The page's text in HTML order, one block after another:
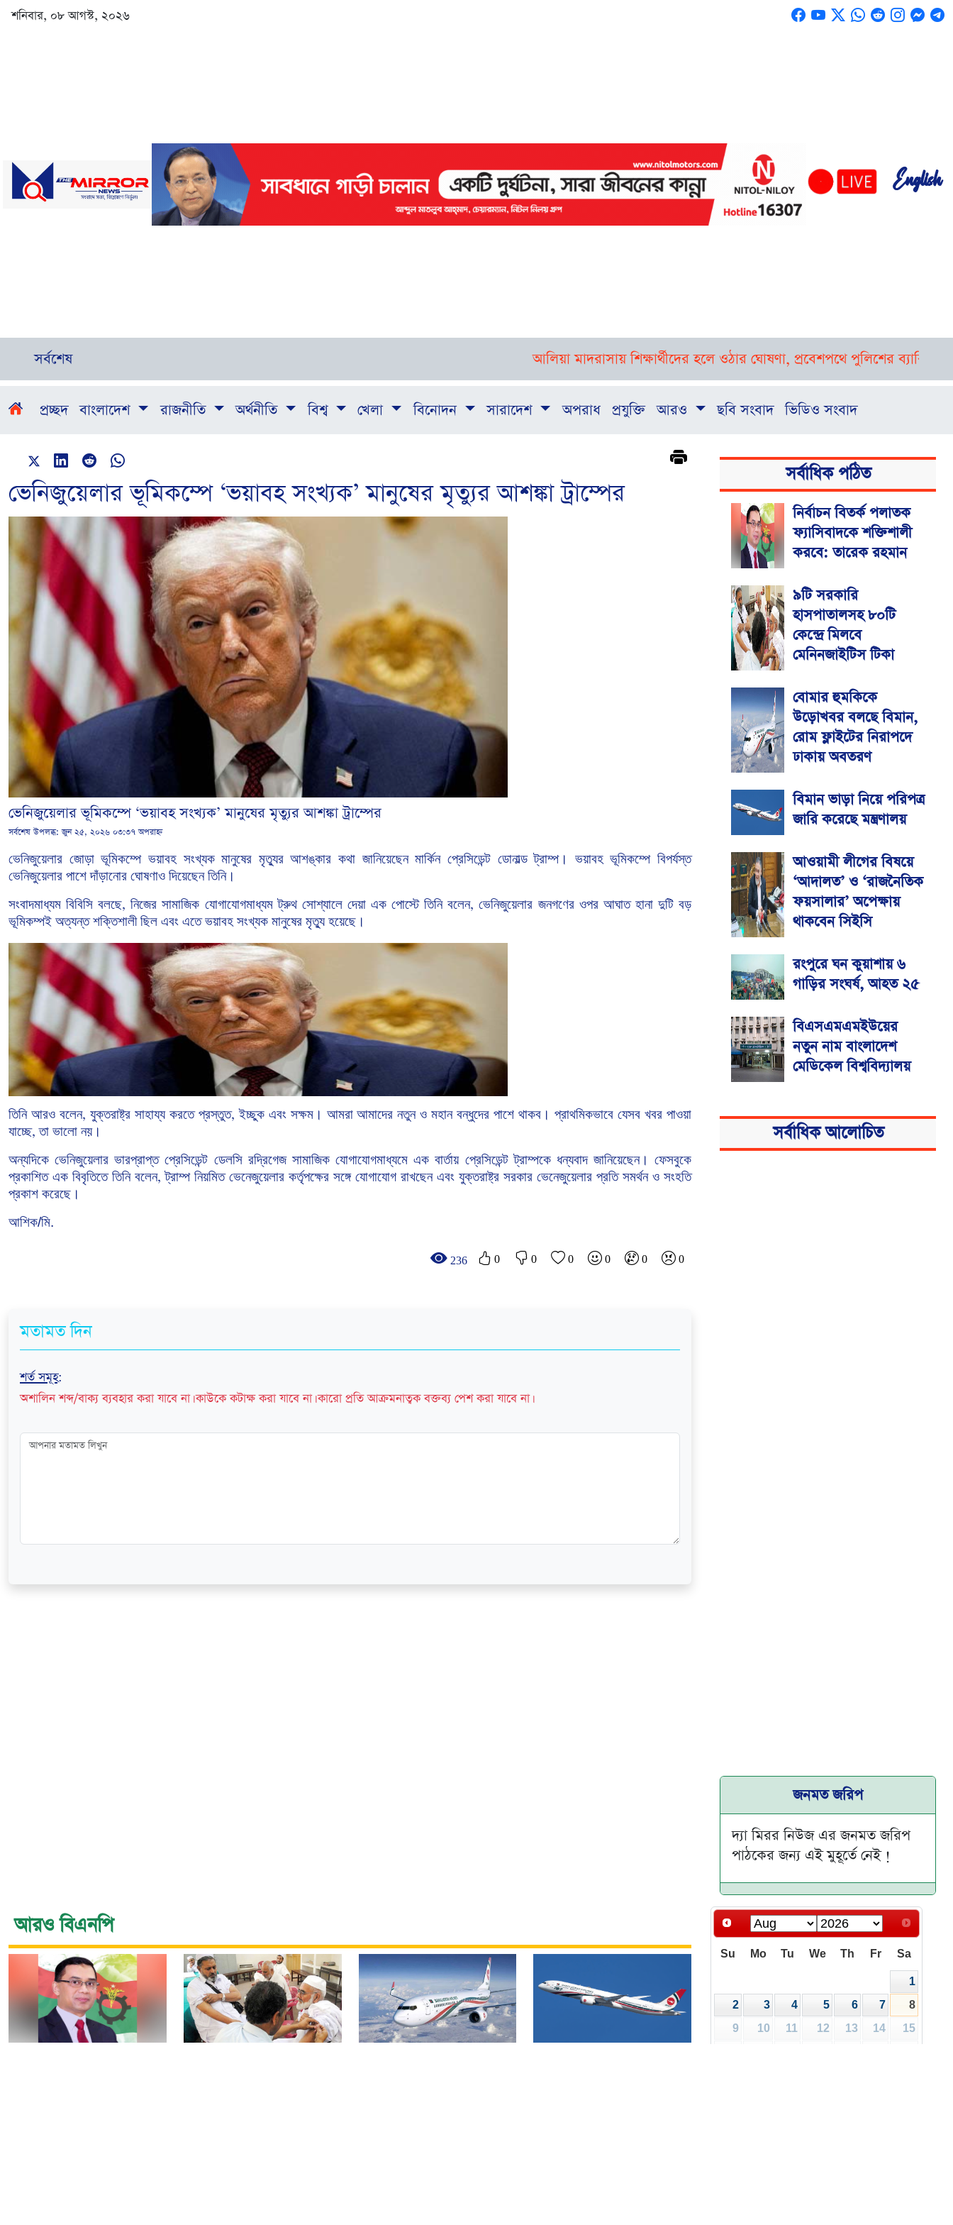
শনিবার, ০৮ আগস্ট, ২০২৬
English
সর্বশেষ আলিয়া মাদরাসায় শিক্ষার্থীদের হলে ওঠার ঘোষণা, প্রবেশপথে পুলিশের ব্যারিকেডগুলশানের
প্রচ্ছদ বাংলাদেশ রাজনীতি অর্থনীতি বিশ্ব খেলা বিনোদন সারাদেশ অপরাধ প্রযুক্তি আরও ছবি সংবাদ ভিডিও সংবাদ
ভেনিজুয়েলার ভূমিকম্পে ‘ভয়াবহ সংখ্যক’ মানুষের মৃত্যুর আশঙ্কা ট্রাম্পের
ভেনিজুয়েলার ভূমিকম্পে ‘ভয়াবহ সংখ্যক’ মানুষের মৃত্যুর আশঙ্কা ট্রাম্পের
সর্বশেষ উপলব্ধ:জুন ২৫, ২০২৬ ০৩:৩৭ অপরাহ্ন
ভেনিজুয়েলার জোড়া ভূমিকম্পে ভয়াবহ সংখ্যক মানুষের মৃত্যুর আশঙ্কার কথা জানিয়েছেন মার্কিন প্রেসিডেন্ট ডোনাল্ড ট্রাম্প। ভয়াবহ ভূমিকম্পে বিপর্যস্ত
ভেনিজুয়েলার পাশে দাঁড়ানোর ঘোষণাও দিয়েছেন তিনি।
সংবাদমাধ্যম বিবিসি বলছে,নিজের সামাজিক যোগাযোগমাধ্যম ট্রুথ সোশ্যালে দেয়া এক পোস্টে তিনি বলেন,ভেনিজুয়েলার জনগণের ওপর আঘাত হানা দুটি বড়
ভূমিকম্পই অত্যন্ত শক্তিশালী ছিল এবং এতে ভয়াবহ সংখ্যক মানুষের মৃত্যু হয়েছে।
তিনি আরও বলেন, যুক্তরাষ্ট্র সাহায্য করতে প্রস্তুত, ইচ্ছুক এবং সক্ষম। আমরা আমাদের নতুন ও মহান বন্ধুদের পাশে থাকব। প্রাথমিকভাবে যেসব খবর পাওয়া
যাচ্ছে,তা ভালো নয়।
অন্যদিকে ভেনিজুয়েলার ভারপ্রাপ্ত প্রেসিডেন্ট ডেলসি রদ্রিগেজ সামাজিক যোগাযোগমাধ্যমে এক বার্তায় প্রেসিডেন্ট ট্রাম্পকে ধন্যবাদ জানিয়েছেন। ফেসবুকে
প্রকাশিত এক বিবৃতিতে তিনি বলেন,ট্রাম্প নিয়মিত ভেনেজুয়েলার কর্তৃপক্ষের সঙ্গে যোগাযোগ রাখছেন এবং যুক্তরাষ্ট্র সরকার ভেনেজুয়েলার প্রতি সমর্থন ও সংহতি
প্রকাশ করেছে।
আশিক/মি.
236 0 0 0 0 0 0
মতামত দিন
শর্ত সমূহ:
অশালিন শব্দ/বাক্য ব্যবহার করা যাবে না। কাউকে কটাক্ষ করা যাবে না। কারো প্রতি আক্রমনাত্বক বক্তব্য পেশ করা যাবে না।
সর্বাধিক পঠিত
নির্বাচন বিতর্ক পলাতক
ফ্যাসিবাদকে শক্তিশালী
করবে: তারেক রহমান
৯টি সরকারি
হাসপাতালসহ ৮০টি
কেন্দ্রে মিলবে
মেনিনজাইটিস টিকা
বোমার হুমকিকে
উড়োখবর বলছে বিমান,
রোম ফ্লাইটের নিরাপদে
ঢাকায় অবতরণ
বিমান ভাড়া নিয়ে পরিপত্র
জারি করেছে মন্ত্রণালয়
আওয়ামী লীগের বিষয়ে
‘আদালত’ ও ‘রাজনৈতিক
ফয়সালার’ অপেক্ষায়
থাকবেন সিইসি
রংপুরে ঘন কুয়াশায় ৬
গাড়ির সংঘর্ষ, আহত ২৫
বিএসএমএমইউয়ের
নতুন নাম বাংলাদেশ
মেডিকেল বিশ্ববিদ্যালয়
সর্বাধিক আলোচিত
জনমত জরিপ
দ্যা মিরর নিউজ এর জনমত জরিপ
পাঠকের জন্য এই মুহূর্তে নেই !
আরও বিএনপি
Su Mo Tu We Th Fr Sa
1
2
3 4 5 6 7
8
9
10 11 12 13 14
15